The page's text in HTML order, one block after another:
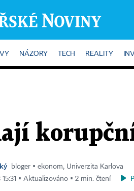
NÁZORY TECH REALITY
bloger ▪ ekonom, Univerzita Karlova
15:31 ▪ Aktualizováno ▪ 2 min. čtení